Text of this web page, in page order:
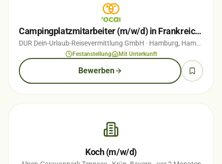
Campingplatzmitarbeiter (m/w/d) in Frankreich, Italien, oder der Niederlande
DUR Dein-Urlaub-Reisevermittlung GmbH · Hamburg, Hamburg
Festanstellung Mit Unterkunft
Bewerben
Koch (m/w/d)